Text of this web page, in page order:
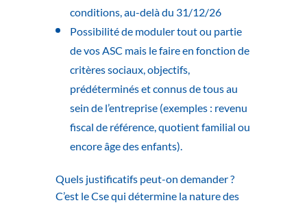
conditions, au-delà du 31/12/26
Possibilité de moduler tout ou partie
de vos ASC mais le faire en fonction de
critères sociaux, objectifs,
prédéterminés et connus de tous au
sein de l’entreprise (exemples : revenu
fiscal de référence, quotient familial ou
encore âge des enfants).
Quels justificatifs peut-on demander ?
C’est le Cse qui détermine la nature des